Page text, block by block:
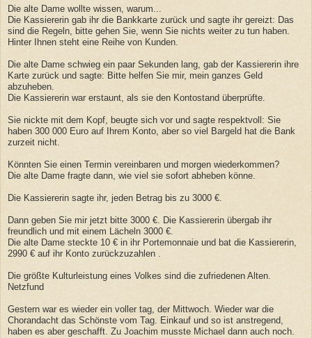
Die alte Dame wollte wissen, warum...
Die Kassiererin gab ihr die Bankkarte zurück und sagte ihr gereizt: Das
sind die Regeln, bitte gehen Sie, wenn Sie nichts weiter zu tun haben.
Hinter Ihnen steht eine Reihe von Kunden.
Die alte Dame schwieg ein paar Sekunden lang, gab der Kassiererin ihre
Karte zurück und sagte: Bitte helfen Sie mir, mein ganzes Geld
abzuheben.
Die Kassiererin war erstaunt, als sie den Kontostand überprüfte.
Sie nickte mit dem Kopf, beugte sich vor und sagte respektvoll: Sie
haben 300 000 Euro auf Ihrem Konto, aber so viel Bargeld hat die Bank
zurzeit nicht.
Könnten Sie einen Termin vereinbaren und morgen wiederkommen?
Die alte Dame fragte dann, wie viel sie sofort abheben könne.
Die Kassiererin sagte ihr, jeden Betrag bis zu 3000 €.
Dann geben Sie mir jetzt bitte 3000 €. Die Kassiererin übergab ihr
freundlich und mit einem Lächeln 3000 €.
Die alte Dame steckte 10 € in ihr Portemonnaie und bat die Kassiererin,
2990 € auf ihr Konto zurückzuzahlen .
Die größte Kulturleistung eines Volkes sind die zufriedenen Alten.
Netzfund
Gestern war es wieder ein voller tag, der Mittwoch. Wieder war die
Chorandacht das Schönste vom Tag. Einkauf und so ist anstregend,
haben es aber geschafft. Zu Joachim musste Michael dann auch noch.